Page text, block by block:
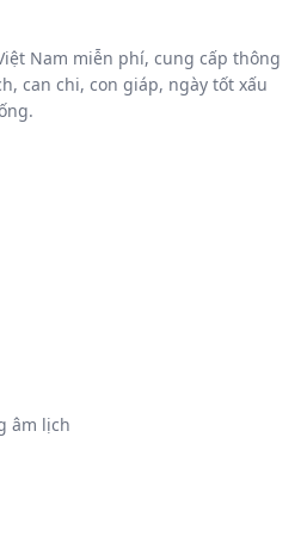
Nam miễn phí, cung cấp thông
can chi, con giáp, ngày tốt xấu
âm lịch